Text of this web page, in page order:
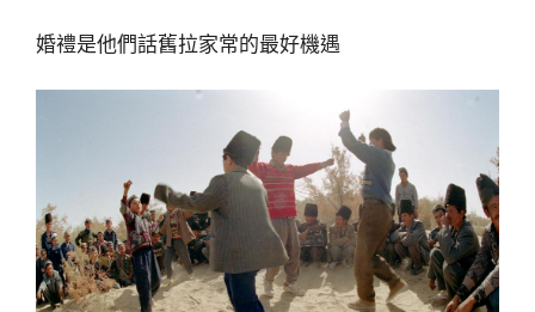
婚禮是他們話舊拉家常的最好機遇